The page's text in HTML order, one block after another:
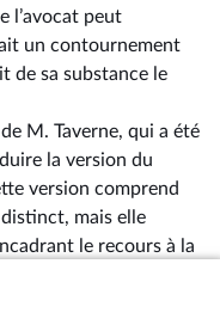
l’avocat peut
un contournement
de sa substance le
M. Taverne, qui a été
la version du
version comprend
mais elle
le recours à la
la durée que vous
du caractère